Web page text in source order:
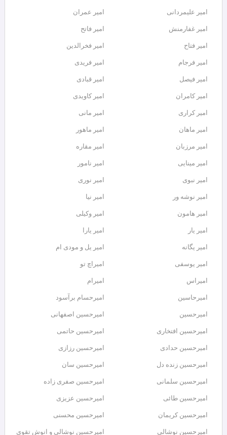
امیر علیمردانی امیر عمران
امیر غفارمنش امیر فاتح
امیر فتاح امیر فخرالدین
امیر فرجام امیر فریدی
امیر فیصل امیر قبادی
امیر کامران امیر کاویدی
امیر کراری امیر مانی
امیر ماهان امیر ماهور
امیر مرزبان امیر مقاره
امیر مینایی امیر نامور
امیر نبوی امیر نوری
امیر نوشه ور امیر نیا
امیر هامون امیر وکیلی
امیر یار امیر یارا
امیر یگانه امیر یل و مودی ام
امیر یوسفی امیراچ تو
امیراس امیرام
امیرحاسین امیرحسام برآسود
امیرحسین امیرحسین اصفهانی
امیرحسین افتخاری امیرحسین حاتمی
امیرحسین حدادی امیرحسین رزازی
امیرحسین زنده دل امیرحسین سان
امیرحسین سلمانی امیرحسین صفری زاده
امیرحسین طائی امیرحسین عزیزی
امیرحسین کریمان امیرحسین محسنی
امیرحسین نوشالی امیرحسین نوشالی و انوش تقوی